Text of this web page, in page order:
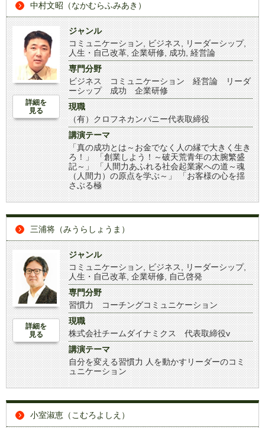
中村文昭（なかむらふみあき）
詳細を
見る
ジャンル
コミュニケーション
ビジネス リーダーシップ,
人生・自己改革 企業研修 成功 経営論
専門分野
ビジネス コミュニケーション 経営論 リーダ
ーシップ 成功 企業研修
現職
（有）クロフネカンパニー代表取締役
講演テーマ
「真の成功とは～お金でなく人の縁で大きく生き
ろ！」 「創業しよう！～破天荒青年の太腕繁盛
記～」 「人間力あふれる社会起業家への道～魂
（人間力）の原点を学ぶ～」 「お客様の心を揺
さぶる極
三浦将（みうらしょうま）
詳細を
見る
ジャンル
コミュニケーション
ビジネス リーダーシップ,
人生・自己改革 企業研修
自己啓発
専門分野
習慣力 コーチングコミュニケーション
現職
株式会社チームダイナミクス 代表取締役v
講演テーマ
自分を変える習慣力 人を動かすリーダーのコミ
ュニケーション
小室淑恵（こむろよしえ）